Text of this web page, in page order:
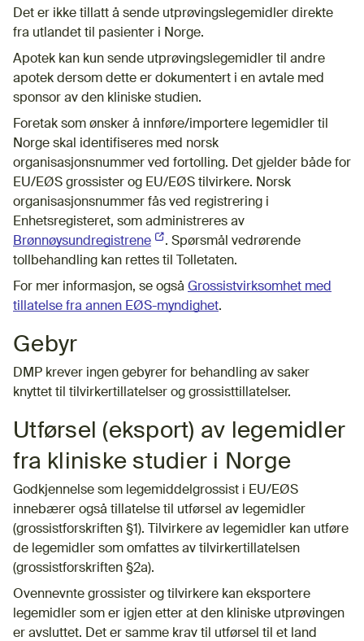
Det er ikke tillatt å sende utprøvingslegemidler direkte
fra utlandet til pasienter i Norge.
Apotek kan kun sende utprøvingslegemidler til andre
apotek dersom dette er dokumentert i en avtale med
sponsor av den kliniske studien.
Foretak som ønsker å innføre/importere legemidler til
Norge skal identifiseres med norsk
organisasjonsnummer ved fortolling. Det gjelder både for
EU/EØS grossister og EU/EØS tilvirkere. Norsk
organisasjonsnummer fås ved registrering i
Enhetsregisteret, som administreres av
Brønnøysundregistrene (Ekstern lenke)
. Spørsmål vedrørende
tollbehandling kan rettes til Tolletaten.
For mer informasjon, se også Grossistvirksomhet med
tillatelse fra annen EØS-myndighet.
Gebyr
DMP krever ingen gebyrer for behandling av saker
knyttet til tilvirkertillatelser og grossisttillatelser.
Utførsel (eksport) av legemidler
fra kliniske studier i Norge
Godkjennelse som legemiddelgrossist i EU/EØS
innebærer også tillatelse til utførsel av legemidler
(grossistforskriften §1). Tilvirkere av legemidler kan utføre
de legemidler som omfattes av tilvirkertillatelsen
(grossistforskriften §2a).
Ovennevnte grossister og tilvirkere kan eksportere
legemidler som er igjen etter at den kliniske utprøvingen
er avsluttet. Det er samme krav til utførsel til et land